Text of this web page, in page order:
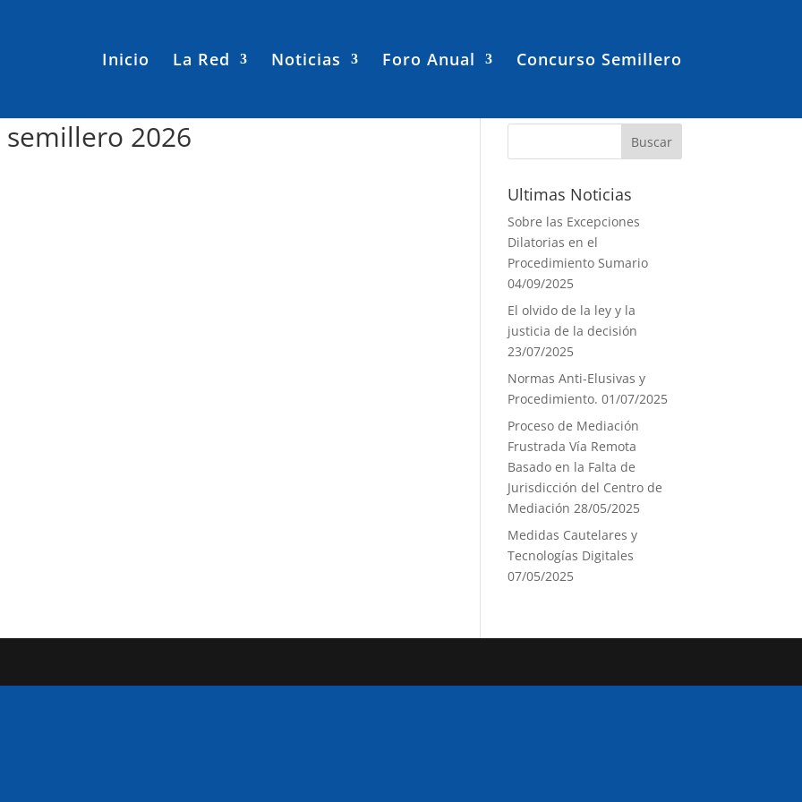
Inicio La Red Noticias Foro Anual Concurso Semillero
2026
Ultimas Noticias
Sobre las Excepciones
Dilatorias en el
Procedimiento Sumario
04/09/2025
El olvido de la ley y la
justicia de la decisión
23/07/2025
Normas Anti-Elusivas y
Procedimiento. 01/07/2025
Proceso de Mediación
Frustrada Vía Remota
Basado en la Falta de
Jurisdicción del Centro de
Mediación 28/05/2025
Medidas Cautelares y
Tecnologías Digitales
07/05/2025